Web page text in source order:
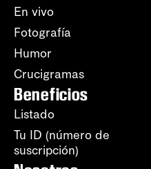
En vivo
Fotografía
Humor
Crucigramas
Beneficios
Listado
Tu ID (número de
suscripción)